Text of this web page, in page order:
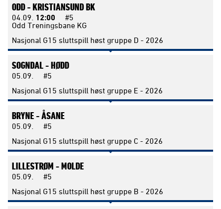
ODD -KRISTIANSUND BK
04.09. 12:00
#5
Odd Treningsbane KG
Nasjonal G15 sluttspill høst gruppe D - 2026
SOGNDAL -HØDD
05.09.
#5
Nasjonal G15 sluttspill høst gruppe E - 2026
BRYNE -ÅSANE
05.09.
#5
Nasjonal G15 sluttspill høst gruppe C - 2026
LILLESTRØM -MOLDE
05.09.
#5
Nasjonal G15 sluttspill høst gruppe B - 2026